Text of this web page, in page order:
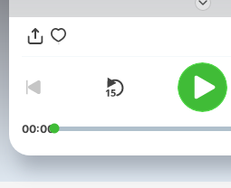
religiosas que enriquecen la
momento para los fieles. Como
Los Ángeles, contamos con la
transmitida en ocasiones
se encuentre el Sumo Pontífice de
especial. YouTube: @ESNE
00:00